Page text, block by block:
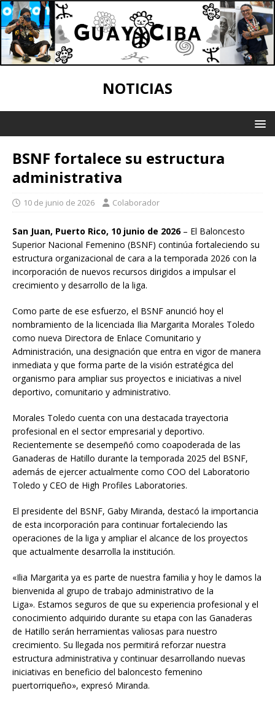
NOTICIAS
BSNF fortalece su estructura
administrativa
10 de junio de 2026 Colaborador
San Juan, Puerto Rico, 10 junio de 2026– El Baloncesto
Superior Nacional Femenino (BSNF) continúa fortaleciendo su
estructura organizacional de cara a la temporada 2026 con la
incorporación de nuevos recursos dirigidos a impulsar el
crecimiento y desarrollo de la liga.
Como parte de ese esfuerzo, el BSNF anunció hoy el
nombramiento de la licenciada Ilia Margarita Morales Toledo
como nueva Directora de Enlace Comunitario y
Administración, una designación que entra en vigor de manera
inmediata y que forma parte de la visión estratégica del
organismo para ampliar sus proyectos e iniciativas a nivel
deportivo, comunitario y administrativo.
Morales Toledo cuenta con una destacada trayectoria
profesional en el sector empresarial y deportivo.
Recientemente se desempeñó como coapoderada de las
Ganaderas de Hatillo durante la temporada 2025 del BSNF,
además de ejercer actualmente como COO del Laboratorio
Toledo y CEO de High Profiles Laboratories.
El presidente del BSNF, Gaby Miranda, destacó la importancia
de esta incorporación para continuar fortaleciendo las
operaciones de la liga y ampliar el alcance de los proyectos
que actualmente desarrolla la institución.
«Ilia Margarita ya es parte de nuestra familia y hoy le damos la
bienvenida al grupo de trabajo administrativo de la
Liga». Estamos seguros de que su experiencia profesional y el
conocimiento adquirido durante su etapa con las Ganaderas
de Hatillo serán herramientas valiosas para nuestro
crecimiento. Su llegada nos permitirá reforzar nuestra
estructura administrativa y continuar desarrollando nuevas
iniciativas en beneficio del baloncesto femenino
puertorriqueño», expresó Miranda.